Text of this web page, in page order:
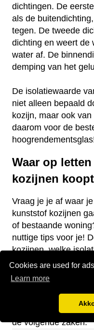
Cookies are used for
Learn more
dichtingen. De
als de
tegen. De tweede
dichting en weert de
water af. De
demping van het
De isolatiewaarde
niet alleen bepaald
kozijn, maar ook
daarom voor de
Waar op
kozijnen
Vraag je je af waar
kunststof kozijnen
of bestaande
nuttige tips voor je!
kozijnen, welke
welk raamtype je wilt
belangrijke
Let bij de aanschaf
de volgende zaken: